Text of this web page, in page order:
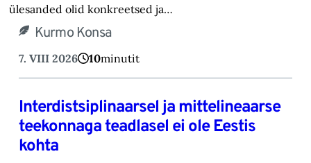
ülesanded olid konkreetsed ja…
Kurmo Konsa
7. VIII 2026 10minutit
Interdistsiplinaarsel ja mittelineaarse
teekonnaga teadlasel ei ole Eestis
kohta